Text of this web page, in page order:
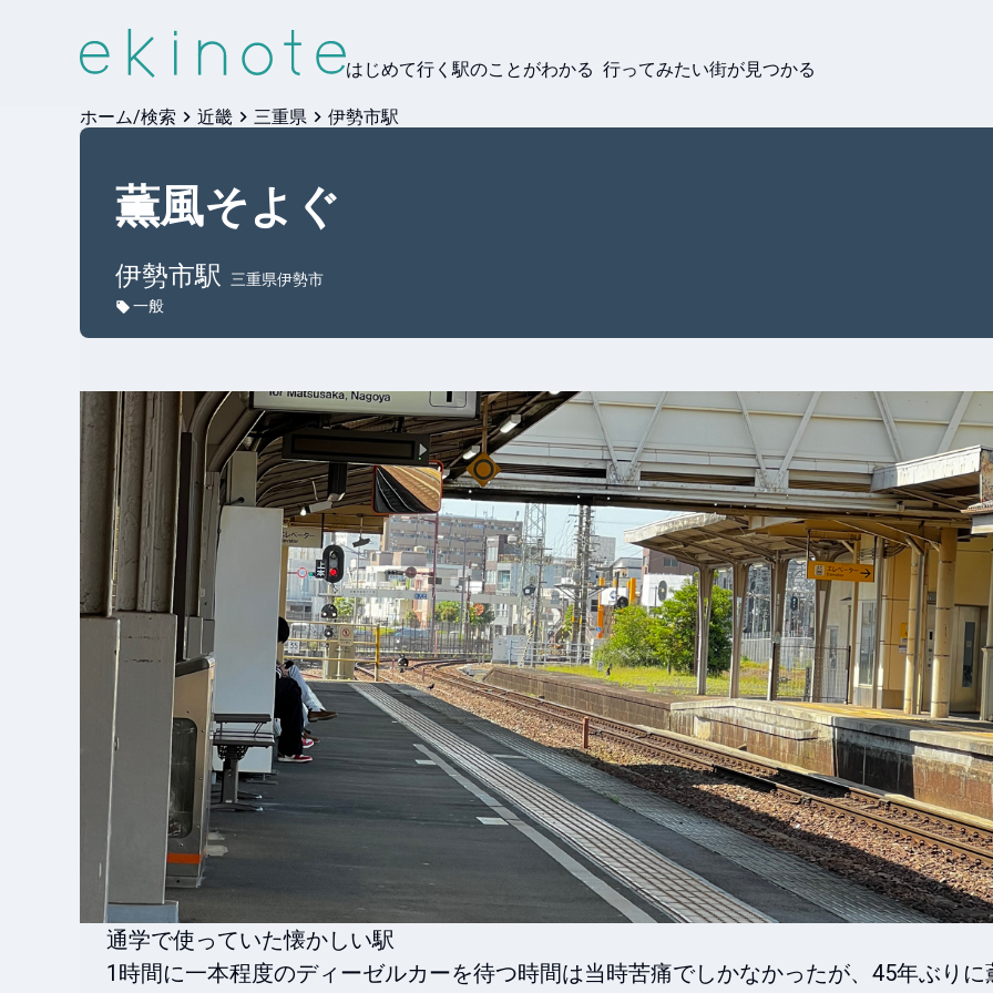
はじめて行く駅のことがわかる 行ってみたい街が見つかる
ホーム/検索 近畿 三重県 伊勢市駅
薫風そよぐ
伊勢市駅
三重県伊勢市
一般
通学で使っていた懐かしい駅
1時間に一本程度のディーゼルカーを待つ時間は当時苦痛でしかなかったが、45年ぶりに